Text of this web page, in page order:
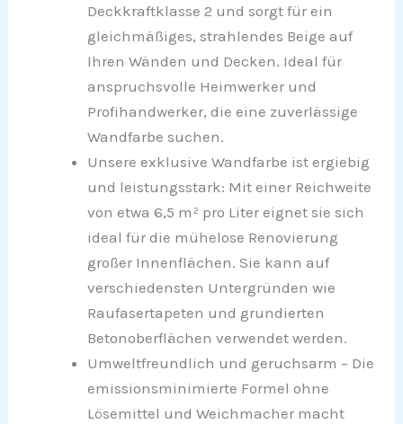
Deckkraftklasse 2 und sorgt für ein
gleichmäßiges, strahlendes Beige auf
Ihren Wänden und Decken. Ideal für
anspruchsvolle Heimwerker und
Profihandwerker, die eine zuverlässige
Wandfarbe suchen.
Unsere exklusive Wandfarbe ist ergiebig
und leistungsstark: Mit einer Reichweite
von etwa 6,5 m² pro Liter eignet sie sich
ideal für die mühelose Renovierung
großer Innenflächen. Sie kann auf
verschiedensten Untergründen wie
Raufasertapeten und grundierten
Betonoberflächen verwendet werden.
Umweltfreundlich und geruchsarm – Die
emissionsminimierte Formel ohne
Lösemittel und Weichmacher macht